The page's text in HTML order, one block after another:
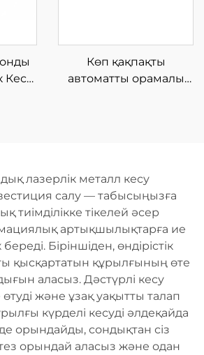
Кесу
Көп қақпақты
автоматты орамалы
лазерлік металл кесу
салу — табысыңызға
тиімділікке тікелей әсер
артықшылықтарға ие
Біріншіден, өндірістік
қысқартатын құрылғының өте
аласыз. Дәстүрлі кесу
өтуді және ұзақ уақытты талап
күрделі кесуді әлдеқайда
орындайды, сондықтан сіз
орындай аласыз және одан